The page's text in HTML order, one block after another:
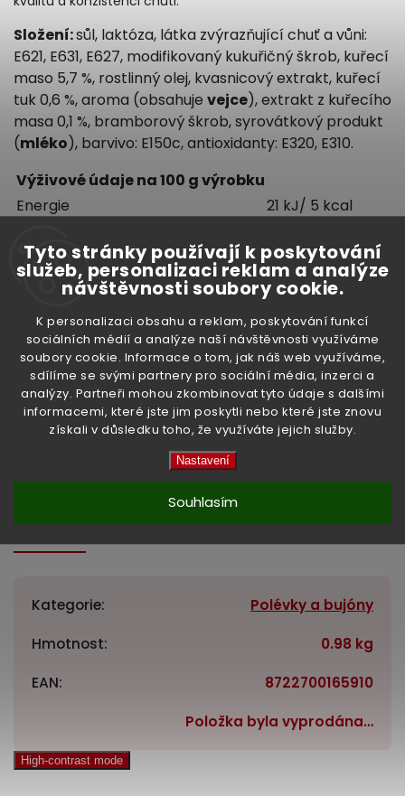
Tyto stránky používají k poskytování
služeb, personalizaci reklam a analýze
návštěvnosti soubory cookie.
K personalizaci obsahu a reklam, poskytování funkcí
sociálních médií a analýze naší návštěvnosti využíváme
soubory cookie. Informace o tom, jak náš web využíváme,
sdílíme se svými partnery pro sociální média, inzerci a
analýzy. Partneři mohou zkombinovat tyto údaje s dalšími
informacemi, které jste jim poskytli nebo které jste znovu
získali v důsledku toho, že využíváte jejich služby.
Nastavení
Souhlasím
Složení:sůl, laktóza, látka zvýrazňující chuť a vůni:
E621, E631, E627, modifikovaný kukuřičný škrob, kuřecí
maso 5,7 %, rostlinný olej, kvasnicový extrakt, kuřecí
tuk 0,6 %, aroma (obsahuje vejce), extrakt z kuřecího
masa 0,1 %, bramborový škrob, syrovátkový produkt
(mléko), barvivo: E150c, antioxidanty: E320, E310.
Výživové údaje na 100 g výrobku
Energie
21 kJ/ 5 kcal
z toho nasycené mastné kyseliny
0,6 g
Sacharidy
0,5 g
Bílkoviny
0,5 g
Sůl
0,65 g
Hmotnost:900 g
Holandsko
Doplňkové parametry
Kategorie: Polévky a bujóny
Hmotnost: 0.98 kg
EAN: 8722700165910
Položka byla vyprodána…
High-contrast mode